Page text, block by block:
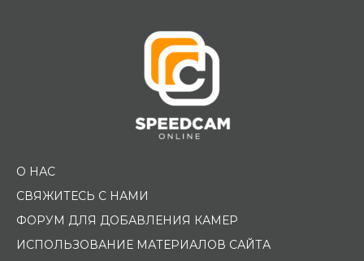
О НАС
СВЯЖИТЕСЬ С НАМИ
ФОРУМ ДЛЯ ДОБАВЛЕНИЯ КАМЕР
ИСПОЛЬЗОВАНИЕ МАТЕРИАЛОВ САЙТА